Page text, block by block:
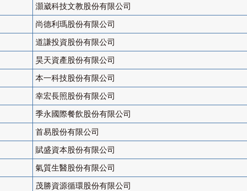
灝崴科技文教股份有限公司
尚德利瑪股份有限公司
道謙投資股份有限公司
昊天資產股份有限公司
本一科技股份有限公司
幸宏長照股份有限公司
季永國際餐飲股份有限公司
首易股份有限公司
賦盛資本股份有限公司
氣質生醫股份有限公司
茂勝資源循環股份有限公司